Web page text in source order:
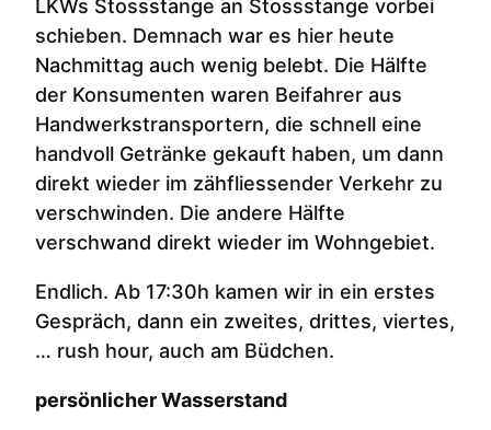
LKWs Stossstange an Stossstange vorbei
schieben. Demnach war es hier heute
Nachmittag auch wenig belebt. Die Hälfte
der Konsumenten waren Beifahrer aus
Handwerkstransportern, die schnell eine
handvoll Getränke gekauft haben, um dann
direkt wieder im zähfliessender Verkehr zu
verschwinden. Die andere Hälfte
verschwand direkt wieder im Wohngebiet.
Endlich. Ab 17:30h kamen wir in ein erstes
Gespräch, dann ein zweites, drittes, viertes,
… rush hour, auch am Büdchen.
persönlicher Wasserstand